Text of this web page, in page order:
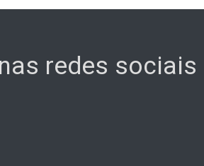
redes sociais